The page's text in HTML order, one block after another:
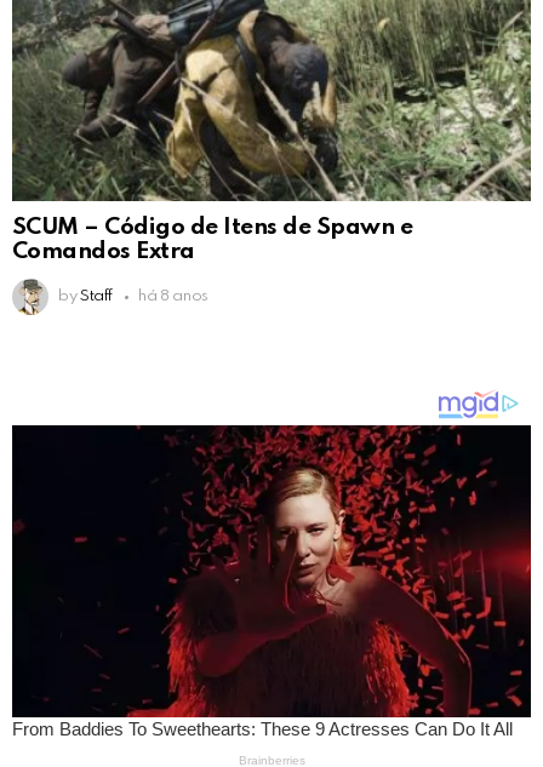
SCUM – Código de Itens de Spawn e
Comandos Extra
by Staff há 8 anos